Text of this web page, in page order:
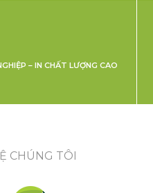
– IN CHẤT LƯỢNG CAO
CHÚNG TÔI